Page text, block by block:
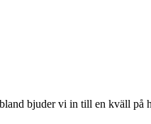
bjuder vi in till en kväll på